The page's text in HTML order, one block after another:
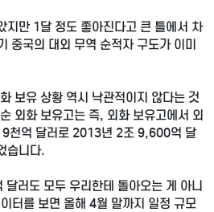
지만 1달 정도 좋아진다고 큰 틀에서 차
중국의 대외 무역 순적자 구도가 이미
보유 상황 역시 낙관적이지 않다는 것
외화 보유고는 즉, 외화 보유고에서 외
9천억 달러로 2013년 2조 9,600억 달
습니다.
러도 모두 우리한테 돌아오는 게 아니
터를 보면 올해 4월 말까지 일정 규모